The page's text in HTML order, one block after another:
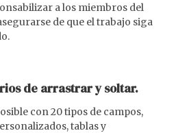
a los miembros del
de que el trabajo siga
de arrastrar y soltar.
con 20 tipos de campos,
tablas y